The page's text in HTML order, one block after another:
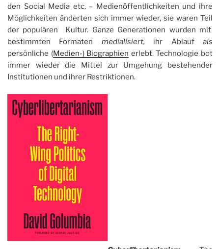
den Social Media etc. – Medienöffentlichkeiten und ihre
Möglichkeiten änderten sich immer wieder, sie waren Teil
der populären Kultur. Ganze Generationen wurden mit
bestimmten Formaten medialisiert, ihr Ablaufals
persönliche (Medien-) Biographien erlebt. Technologie bot
immer wieder die Mittel zur Umgehung bestehender
Institutionen und ihrer Restriktionen.